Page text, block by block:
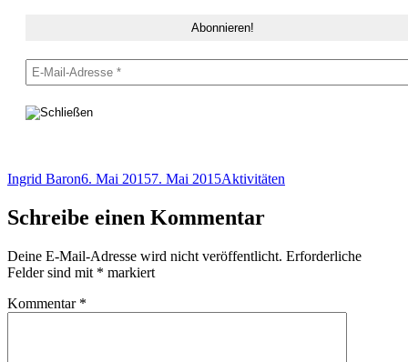
Autor
Ingrid BaronVeröffentlicht
6. Mai 20157. Mai 2015Kategorien
Aktivitäten
Schreibe einen Kommentar
Deine E-Mail-Adresse wird nicht veröffentlicht. Erforderliche
Felder sind mit * markiert
Kommentar *